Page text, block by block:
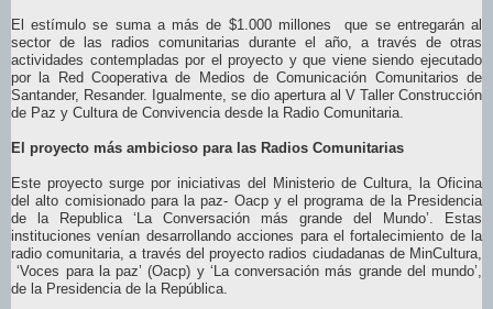
El estímulo se suma a más de $1.000 millones que se entregarán al
sector de las radios comunitarias durante el año, a través de otras
actividades contempladas por el proyecto y que viene siendo ejecutado
por la Red Cooperativa de Medios de Comunicación Comunitarios de
Santander, Resander. Igualmente, se dio apertura al V Taller Construcción
de Paz y Cultura de Convivencia desde la Radio Comunitaria.
El proyecto más ambicioso para las Radios Comunitarias
Este proyecto surge por iniciativas del Ministerio de Cultura, la Oficina
del alto comisionado para la paz- Oacp y el programa de la Presidencia
de la Republica ‘La Conversación más grande del Mundo’. Estas
instituciones venían desarrollando acciones para el fortalecimiento de la
radio comunitaria, a través del proyecto radios ciudadanas de MinCultura,
‘Voces para la paz’ (Oacp) y ‘La conversación más grande del mundo’,
de la Presidencia de la República.